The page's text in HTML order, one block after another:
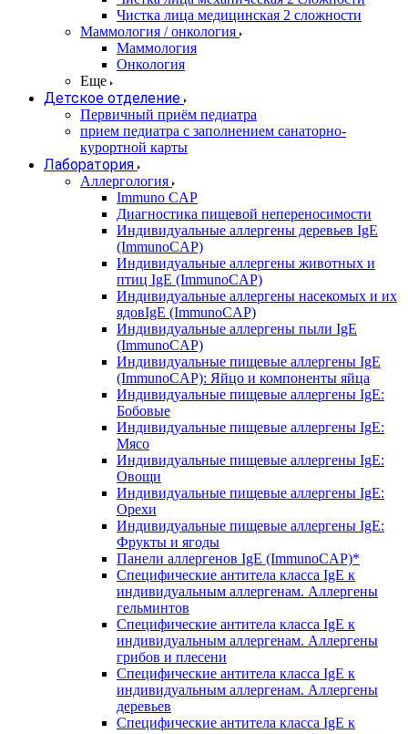
Чистка лица медицинская 2 сложности
Маммология / онкология
Маммология
Онкология
Еще
Детское отделение
Первичный приём педиатра
прием педиатра с заполнением санаторно-
курортной карты
Лаборатория
Аллергология
Immuno CAP
Диагностика пищевой непереносимости
Индивидуальные аллергены деревьев IgE
(ImmunoCAP)
Индивидуальные аллергены животных и
птиц IgE (ImmunoCAP)
Индивидуальные аллергены насекомых и их
ядовIgE (ImmunoCAP)
Индивидуальные аллергены пыли IgE
(ImmunoCAP)
Индивидуальные пищевые аллергены IgE
(ImmunoCAP): Яйцо и компоненты яйца
Индивидуальные пищевые аллергены IgE:
Бобовые
Индивидуальные пищевые аллергены IgE:
Мясо
Индивидуальные пищевые аллергены IgE:
Овощи
Индивидуальные пищевые аллергены IgE:
Орехи
Индивидуальные пищевые аллергены IgE:
Фрукты и ягоды
Панели аллергенов IgE (ImmunoCAP)*
Специфические антитела класса IgE к
индивидуальным аллергенам. Аллергены
гельминтов
Специфические антитела класса IgE к
индивидуальным аллергенам. Аллергены
грибов и плесени
Специфические антитела класса IgE к
индивидуальным аллергенам. Аллергены
деревьев
Специфические антитела класса IgE к